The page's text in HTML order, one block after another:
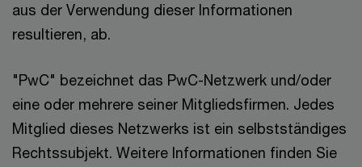
aus der Verwendung dieser Informationen
resultieren, ab.
"PwC" bezeichnet das PwC-Netzwerk und/oder
eine oder mehrere seiner Mitgliedsfirmen. Jedes
Mitglied dieses Netzwerks ist ein selbstständiges
Rechtssubjekt. Weitere Informationen finden Sie